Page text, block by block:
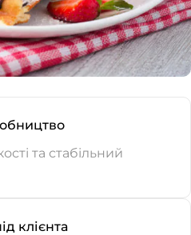
та стабільний
клієнта